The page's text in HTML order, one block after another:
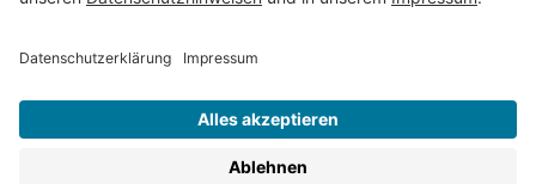
** Lieferzeit 1-3 Werktage innerhalb Deutschlands
Thienemann-Esslinger Verlag GmbH, Blumenstraße 36, D-70182